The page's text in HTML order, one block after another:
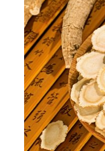
才会失眠睡不着，在这种
己变得火气更重，更加的睡
3、热咳患者